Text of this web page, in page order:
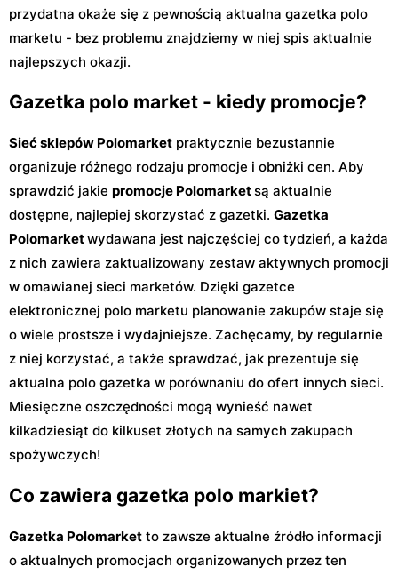
przydatna okaże się z pewnością aktualna gazetka polo
marketu - bez problemu znajdziemy w niej spis aktualnie
najlepszych okazji.
Gazetka polo market - kiedy promocje?
Sieć sklepów Polomarket praktycznie bezustannie
organizuje różnego rodzaju promocje i obniżki cen. Aby
sprawdzić jakie promocje Polomarket są aktualnie
dostępne, najlepiej skorzystać z gazetki. Gazetka
Polomarketwydawana jest najczęściej co tydzień, a każda
z nich zawiera zaktualizowany zestaw aktywnych promocji
w omawianej sieci marketów. Dzięki gazetce
elektronicznej polo marketu planowanie zakupów staje się
o wiele prostsze i wydajniejsze. Zachęcamy, by regularnie
z niej korzystać, a także sprawdzać, jak prezentuje się
aktualna polo gazetka w porównaniu do ofert innych sieci.
Miesięczne oszczędności mogą wynieść nawet
kilkadziesiąt do kilkuset złotych na samych zakupach
spożywczych!
Co zawiera gazetka polo markiet?
Gazetka Polomarket to zawsze aktualne źródło informacji
o aktualnych promocjach organizowanych przez ten